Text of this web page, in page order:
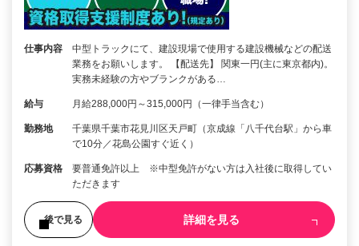
仕事内容
中型トラックにて、建設現場で使用する建設機械などの配送
業務をお願いします。 【配送先】 関東一円(主に東京都内)。
実務未経験の方やブランクがある…
給与 月給288,000円～315,000円（一律手当含む）
勤務地
千葉県千葉市花見川区天戸町（京成線「八千代台駅」から車
で10分／花島公園すぐ近く）
応募資格
要普通免許以上 ※中型免許がない方は入社後に取得してい
ただきます
後で見る 詳細を見る